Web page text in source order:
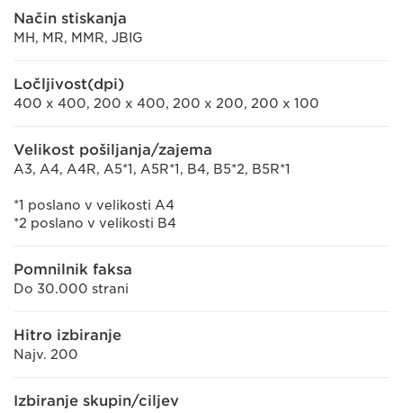
Način stiskanja
MH, MR, MMR, JBIG
Ločljivost(dpi)
400 x 400, 200 x 400, 200 x 200, 200 x 100
Velikost pošiljanja/zajema
A3, A4, A4R, A5*1, A5R*1, B4, B5*2, B5R*1
*1 poslano v velikosti A4
*2 poslano v velikosti B4
Pomnilnik faksa
Do 30.000 strani
Hitro izbiranje
Najv. 200
Izbiranje skupin/ciljev